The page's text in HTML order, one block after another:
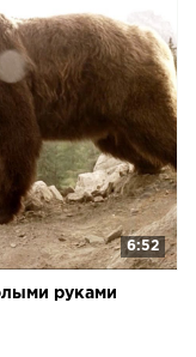
6:52
руками